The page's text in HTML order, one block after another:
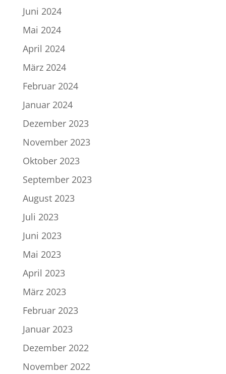
Juni 2024
Mai 2024
April 2024
März 2024
Februar 2024
Januar 2024
Dezember 2023
November 2023
Oktober 2023
September 2023
August 2023
Juli 2023
Juni 2023
Mai 2023
April 2023
März 2023
Februar 2023
Januar 2023
Dezember 2022
November 2022